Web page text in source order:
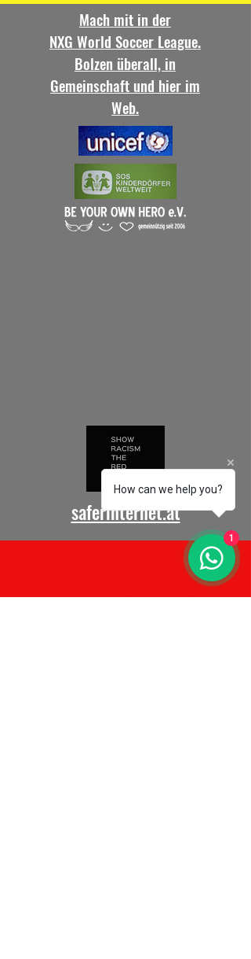
Mach mit in der
NXG World Soccer League.
Bolzen überall, in
Gemeinschaft und hier im
Web.
saferinternet.at
نرحب بجميع منظمات الأطفال حول
العالم!
وسنقوم بإضافة رابط لموقعكم.
How can we help you?
1